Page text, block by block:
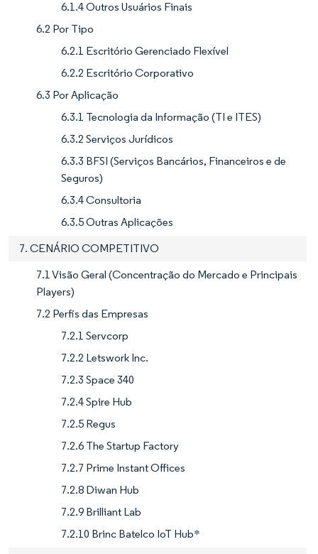
6.1.4 Outros Usuários Finais
6.2 Por Tipo
6.2.1 Escritório Gerenciado Flexível
6.2.2 Escritório Corporativo
6.3 Por Aplicação
6.3.1 Tecnologia da Informação (TI e ITES)
6.3.2 Serviços Jurídicos
6.3.3 BFSI (Serviços Bancários, Financeiros e de
Seguros)
6.3.4 Consultoria
6.3.5 Outras Aplicações
7. CENÁRIO COMPETITIVO
7.1 Visão Geral (Concentração do Mercado e Principais
Players)
7.2 Perfis das Empresas
7.2.1 Servcorp
7.2.2 Letswork Inc.
7.2.3 Space 340
7.2.4 Spire Hub
7.2.5 Regus
7.2.6 The Startup Factory
7.2.7 Prime Instant Offices
7.2.8 Diwan Hub
7.2.9 Brilliant Lab
7.2.10 Brinc Batelco IoT Hub*